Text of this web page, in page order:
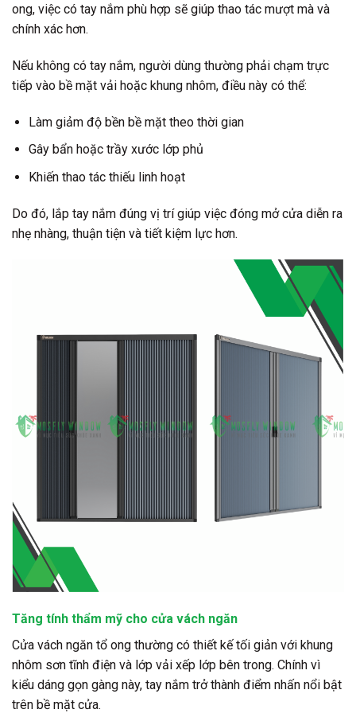
ong, việc có tay nắm phù hợp sẽ giúp thao tác mượt mà và
chính xác hơn.
Nếu không có tay nắm, người dùng thường phải chạm trực
tiếp vào bề mặt vải hoặc khung nhôm, điều này có thể:
Làm giảm độ bền bề mặt theo thời gian
Gây bẩn hoặc trầy xước lớp phủ
Khiến thao tác thiếu linh hoạt
Do đó, lắp tay nắm đúng vị trí giúp việc đóng mở cửa diễn ra
nhẹ nhàng, thuận tiện và tiết kiệm lực hơn.
Tăng tính thẩm mỹ cho cửa vách ngăn
Cửa vách ngăn tổ ong thường có thiết kế tối giản với khung
nhôm sơn tĩnh điện và lớp vải xếp lớp bên trong. Chính vì
kiểu dáng gọn gàng này, tay nắm trở thành điểm nhấn nổi bật
trên bề mặt cửa.